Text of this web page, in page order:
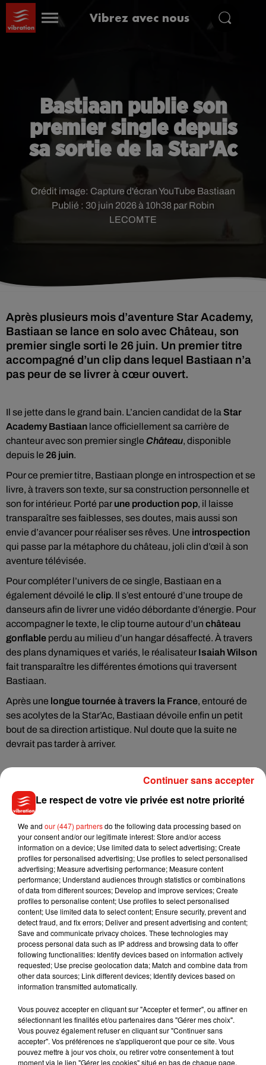
Vibrez avec nous
Bastiaan publie son
premier single depuis
sa sortie de la Star’Ac
Publié : 30 juin 2026 à 10h38 par Robin
LECOMTE
Crédit image: Capture d'écran YouTube Bastiaan
Après plusieurs mois d’aventure Star Academy,
Bastiaan se lance en solo avec Château, son
premier single sorti le 26 juin. Un premier titre
accompagné d’un clip dans lequel Bastiaan n’a
pas peur de se livrer à cœur ouvert.
Il se jette dans le grand bain. L’ancien candidat de la Star
Academy Bastiaan lance officiellement sa carrière de
chanteur avec son premier single Château, disponible
depuis le 26 juin.
Pour ce premier titre, Bastiaan plonge en introspection et se
livre, à travers son texte, sur sa construction personnelle et
son for intérieur. Porté par une production pop, il laisse
transparaître ses faiblesses, ses doutes, mais aussi son
envie d’avancer pour réaliser ses rêves. Une introspection
qui passe par la métaphore du château, joli clin d’œil à son
aventure télévisée.
Pour compléter l’univers de ce single, Bastiaan en a
également dévoilé le clip. Il s’est entouré d’une troupe de
danseurs afin de livrer une vidéo débordante d’énergie. Pour
accompagner le texte, le clip tourne autour d’un château
gonflable perdu au milieu d’un hangar désaffecté. À travers
des plans dynamiques et variés, le réalisateur Isaiah Wilson
fait transparaître les différentes émotions qui traversent
Bastiaan.
Après une longue tournée à travers la France, entouré de
ses acolytes de la Star’Ac, Bastiaan dévoile enfin un petit
bout de sa direction artistique. Nul doute que la suite ne
devrait pas tarder à arriver.
dépôt de cookies que vous avez exprimé. Si vous
souhaitez l'afficher, merci de nous donner votre accord
en cliquant sur le bouton ci-dessous.
Afficher l'élément
Musique
5 août 2026
Benny Blanco invite Selena Gomez et
Becky G sur son nouveau single
Tiny Desk invite Charlie Puth pour une
live session solaire
Le respect de votre vie privée est notre priorité
We and our (447) partnersdo the following data processing based on
your consent and/or our legitimate interest: Store and/or access
information on a device; Use limited data to select advertising; Create
profiles for personalised advertising; Use profiles to select personalised
advertising; Measure advertising performance; Measure content
performance; Understand audiences through statistics or combinations
of data from different sources; Develop and improve services; Create
profiles to personalise content; Use profiles to select personalised
content; Use limited data to select content; Ensure security, prevent and
detect fraud, and fix errors; Deliver and present advertising and content;
Save and communicate privacy choices. These technologies may
process personal data such as IP address and browsing data to offer
following functionalities: Identify devices based on information actively
requested; Use precise geolocation data; Match and combine data from
other data sources; Link different devices; Identify devices based on
information transmitted automatically.
Vous pouvez accepter en cliquant sur "Accepter et fermer", ou affiner en
sélectionnant les finalités et/ou partenaires dans "Gérer mes choix".
Vous pouvez également refuser en cliquant sur "Continuer sans
accepter". Vos préférences ne s'appliqueront que pour ce site. Vous
pouvez mettre à jour vos choix, ou retirer votre consentement à tout
moment via le lien "Gérer les cookies" situé en bas de chaque page.
Continuer sans accepter